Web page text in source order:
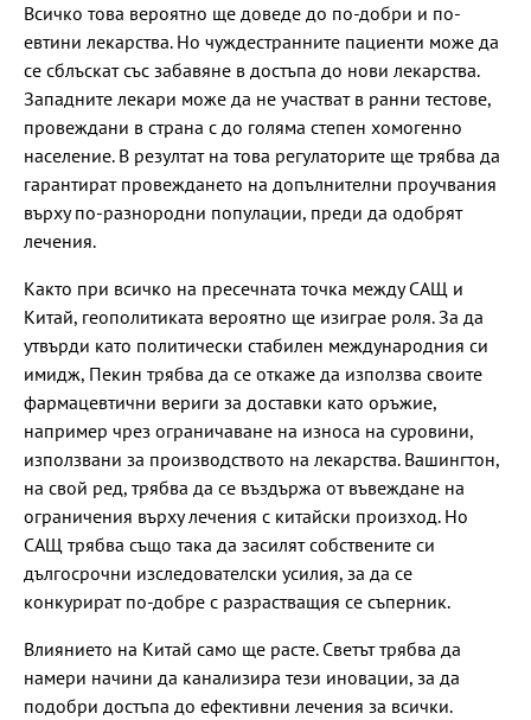
Всичко това вероятно ще доведе до по-добри и по-
евтини лекарства. Но чуждестранните пациенти може да
се сблъскат със забавяне в достъпа до нови лекарства.
Западните лекари може да не участват в ранни тестове,
провеждани в страна с до голяма степен хомогенно
население. В резултат на това регулаторите ще трябва да
гарантират провеждането на допълнителни проучвания
върху по-разнородни популации, преди да одобрят
лечения.
Както при всичко на пресечната точка между САЩ и
Китай, геополитиката вероятно ще изиграе роля. За да
утвърди като политически стабилен международния си
имидж, Пекин трябва да се откаже да използва своите
фармацевтични вериги за доставки като оръжие,
например чрез ограничаване на износа на суровини,
използвани за производството на лекарства. Вашингтон,
на свой ред, трябва да се въздържа от въвеждане на
ограничения върху лечения с китайски произход. Но
САЩ трябва също така да засилят собствените си
дългосрочни изследователски усилия, за да се
конкурират по-добре с разрастващия се съперник.
Влиянието на Китай само ще расте. Светът трябва да
намери начини да канализира тези иновации, за да
подобри достъпа до ефективни лечения за всички.